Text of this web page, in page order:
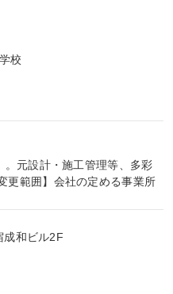
校
元設計・施工管理等、多彩
更範囲】会社の定める事業所
成和ビル2F